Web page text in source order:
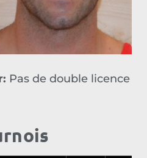
Pas de double licence